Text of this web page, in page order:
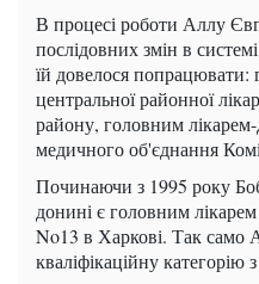
В процесі роботи Аллу
послідовних змін в
їй довелося попрацювати:
центральної районної
району, головним
медичного об'єднання
Починаючи з 1995 року
донині є головним лікарем
No13 в Харкові. Так само
кваліфікаційну категорію